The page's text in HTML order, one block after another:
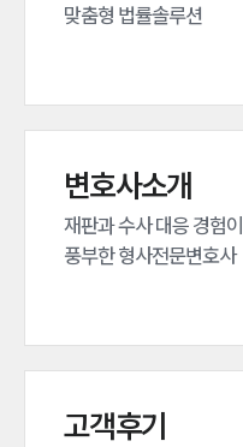
맞춤형 법률솔루션
변호사소개
재판과 수사 대응 경험이
풍부한 형사전문변호사
고객후기